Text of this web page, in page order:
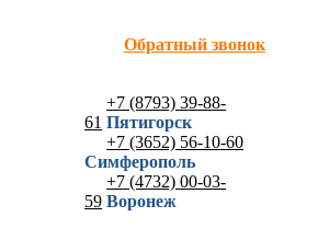
Обратный звонок
+7 (8793) 39-88-
61 Пятигорск
+7 (3652) 56-10-60
Симферополь
+7 (4732) 00-03-
59 Воронеж